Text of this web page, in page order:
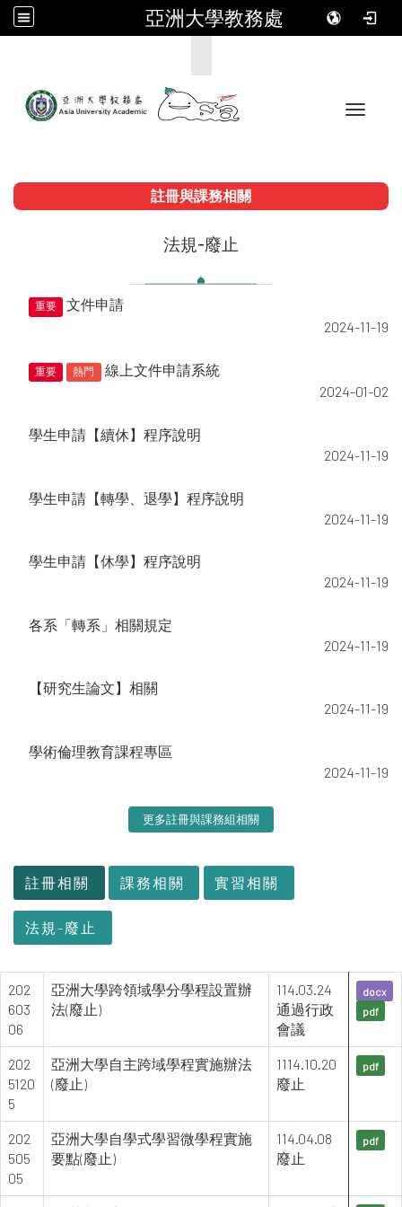
亞洲大學教務處
Toggle
註冊與課務相關
法規-廢止
重要
文件申請
2024-11-19
重要 熱門
線上文件申請系統
2024-01-02
學生申請【續休】程序說明
2024-11-19
學生申請【轉學、退學】程序說明
2024-11-19
學生申請【休學】程序說明
2024-11-19
各系「轉系」相關規定
2024-11-19
【研究生論文】相關
2024-11-19
學術倫理教育課程專區
2024-11-19
更多註冊與課務組相關
註冊相關 課務相關 實習相關
法規-廢止
202
603
06
亞洲大學跨領域學分學程設置辦
法(廢止)
114.03.24
通過行政
會議
docx
pdf
202
5120
5
亞洲大學自主跨域學程實施辦法
(廢止)
1114.10.20
廢止
pdf
202
505
05
亞洲大學自學式學習微學程實施
要點(廢止)
114.04.08
廢止
pdf